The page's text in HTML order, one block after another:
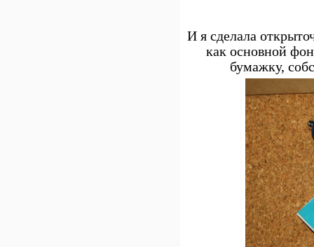
И я сделала
как основной
бумажку,